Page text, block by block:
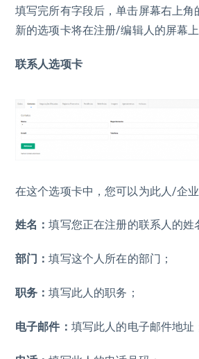
填写完所有字段后，单击屏幕右上角
新的选项卡将在注册/编辑人的屏幕上
联系人选项卡
在这个选项卡中，您可以为此人/企业
姓名：填写您正在注册的联系人的姓
部门：填写这个人所在的部门；
职务：填写此人的职务；
电子邮件： 填写此人的电子邮件地址